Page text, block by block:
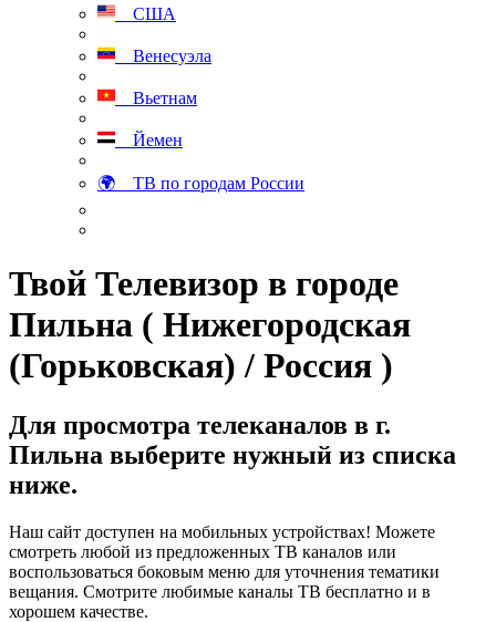
США
Венесуэла
Вьетнам
Йемен
🌍 ТВ по городам России
Твой Телевизор в городе
Пильна ( Нижегородская
(Горьковская) / Россия )
Для просмотра телеканалов в г.
Пильна выберите нужный из списка
ниже.
Наш сайт доступен на мобильных устройствах! Можете
смотреть любой из предложенных ТВ каналов или
воспользоваться боковым меню для уточнения тематики
вещания. Смотрите любимые каналы ТВ бесплатно и в
хорошем качестве.